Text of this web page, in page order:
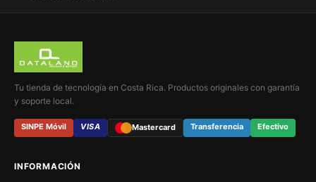
Tu tienda de tecnología en Costa Rica. Productos originales con garantía
y soporte local.
SINPE Móvil VISA Mastercard Transferencia Efectivo
INFORMACIÓN